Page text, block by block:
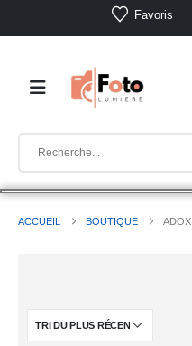
Favoris
ACCUEIL BOUTIQUE ADOX